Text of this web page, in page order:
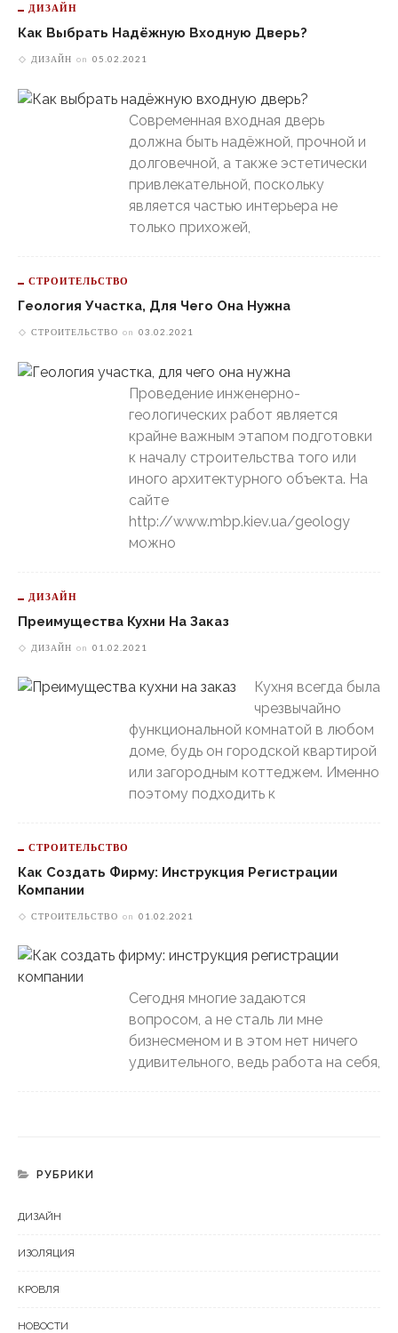
ДИЗАЙН
Как Выбрать Надёжную Входную Дверь?
ДИЗАЙН on 05.02.2021
Современная входная дверь
должна быть надёжной, прочной и
долговечной, а также эстетически
привлекательной, поскольку
является частью интерьера не
только прихожей,
СТРОИТЕЛЬСТВО
Геология Участка, Для Чего Она Нужна
СТРОИТЕЛЬСТВО on 03.02.2021
Проведение инженерно-
геологических работ является
крайне важным этапом подготовки
к началу строительства того или
иного архитектурного объекта. На
сайте
http://www.mbp.kiev.ua/geology
можно
ДИЗАЙН
Преимущества Кухни На Заказ
ДИЗАЙН on 01.02.2021
Кухня всегда была
чрезвычайно
функциональной комнатой в любом
доме, будь он городской квартирой
или загородным коттеджем. Именно
поэтому подходить к
СТРОИТЕЛЬСТВО
Как Создать Фирму: Инструкция Регистрации
Компании
СТРОИТЕЛЬСТВО on 01.02.2021
Сегодня многие задаются
вопросом, а не сталь ли мне
бизнесменом и в этом нет ничего
удивительного, ведь работа на себя,
РУБРИКИ
ДИЗАЙН
ИЗОЛЯЦИЯ
КРОВЛЯ
НОВОСТИ